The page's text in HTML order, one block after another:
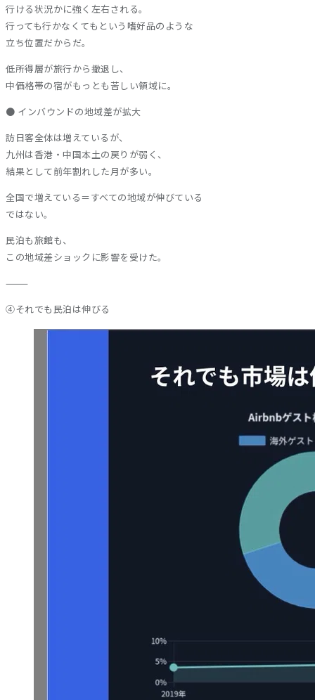
行ける状況かに強く左右される。
行っても行かなくてもという嗜好品のような
立ち位置だからだ。
低所得層が旅行から撤退し、
中価格帯の宿がもっとも苦しい領域に。
● インバウンドの地域差が拡大
訪日客全体は増えているが、
九州は香港・中国本土の戻りが弱く、
結果として前年割れした月が多い。
全国で増えている＝すべての地域が伸びている
ではない。
民泊も旅館も、
この地域差ショックに影響を受けた。
⸻
④それでも民泊は伸びる